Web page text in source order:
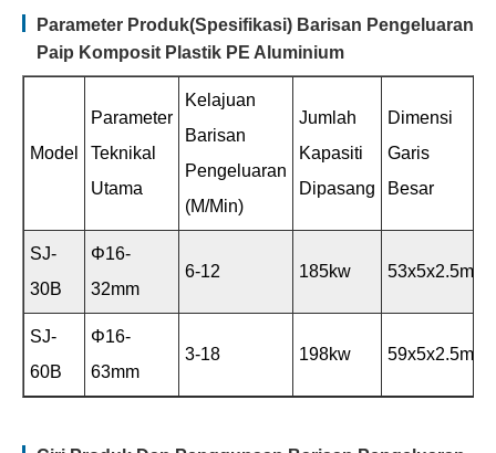
Parameter Produk(Spesifikasi) Barisan Pengeluaran
Paip Komposit Plastik PE Aluminium
Model
Parameter
Teknikal
Utama
Kelajuan
Barisan
Pengeluaran
(m/min)
Jumlah
Kapasiti
Dipasang
Dimensi
Garis
Besar
SJ-
30B
Φ16-
32mm
6-12 185kw 53x5x2.5m
SJ-
60B
Φ16-
63mm
3-18 198kw 59x5x2.5m